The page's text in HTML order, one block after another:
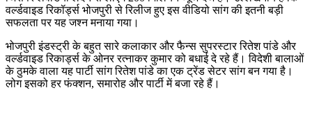
वर्ल्डवाइड रिकॉर्ड्स भोजपुरी से रिलीज हुए इस वीडियो सांग की इतनी बड़ी
सफलता पर यह जश्न मनाया गया।
भोजपुरी इंडस्ट्री के बहुत सारे कलाकार और फैन्स सुपरस्टार रितेश पांडे और
वर्ल्डवाइड रिकार्ड्स के ओनर रत्नाकर कुमार को बधाई दे रहे हैं। विदेशी बालाओं
के ठुमके वाला यह पार्टी सांग रितेश पांडे का एक ट्रेंड सेटर सांग बन गया है।
लोग इसको हर फंक्शन, समारोह और पार्टी में बजा रहे हैं।